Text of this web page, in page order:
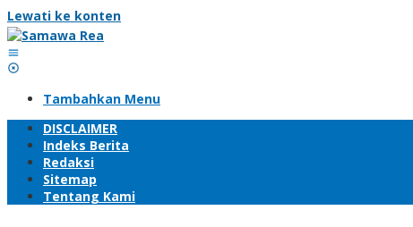
Lewati ke konten
Tambahkan Menu
DISCLAIMER
Indeks Berita
Redaksi
Sitemap
Tentang Kami